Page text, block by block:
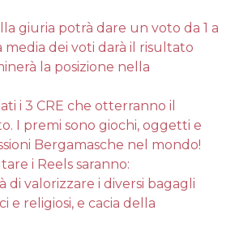
giuria potrà dare un voto da 1 a
media dei voti darà il risultato
la posizione nella
i 3 CRE che otterranno il
I premi sono giochi, oggetti e
Bergamasche nel mondo!
i Reels saranno:
di valorizzare i diversi bagagli
e religiosi, e cacia della